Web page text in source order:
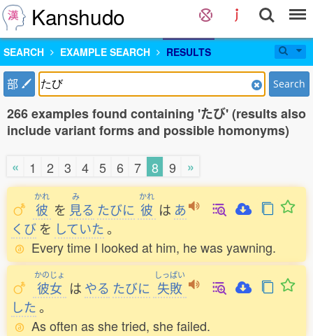
Kanshudo
SEARCH EXAMPLE SEARCH RESULTS
部 Search
266 examples found containing 'たび' (results also
include variant forms and possible homonyms)
« 1 2 3 4 5 6 7 8 9 »
かれ
彼 を
み
見る たびに
かれ
彼 は あ
くび を していた。
Every time I looked at him, he was yawning.
かのじょ
彼女 は やる たびに
しっぱい
失敗
した。
As often as she tried, she failed.